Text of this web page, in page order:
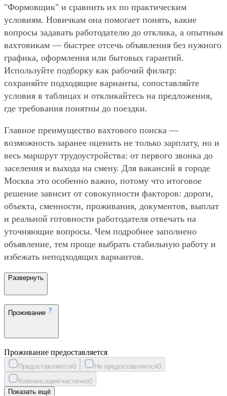
"Формовщик" и сравнить их по практическим
условиям. Новичкам она помогает понять, какие
вопросы задавать работодателю до отклика, а опытным
вахтовикам — быстрее отсечь объявления без нужного
графика, оформления или бытовых гарантий.
Используйте подборку как рабочий фильтр:
сохраняйте подходящие варианты, сопоставляйте
условия в таблицах и откликайтесь на предложения,
где требования понятны до поездки.
Главное преимущество вахтового поиска —
возможность заранее оценить не только зарплату, но и
весь маршрут трудоустройства: от первого звонка до
заселения и выхода на смену. Для вакансий в городе
Москва это особенно важно, потому что итоговое
решение зависит от совокупности факторов: дороги,
объекта, сменности, проживания, документов, выплат
и реальной готовности работодателя отвечать на
уточняющие вопросы. Чем подробнее заполнено
объявление, тем проще выбрать стабильную работу и
избежать неподходящих вариантов.
Развернуть
Проживание
Проживание предоставляется
Предоставляется0 Не предоставляется0
Компенсация/частично0
Показать ещё